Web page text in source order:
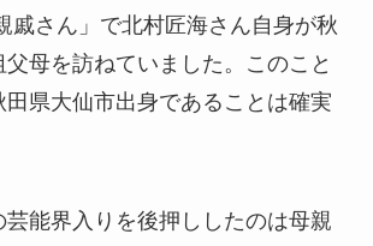
戚さん」で北村匠海さん自身が秋
父母を訪ねていました。このこと
田県大仙市出身であることは確実
能界入りを後押ししたのは母親